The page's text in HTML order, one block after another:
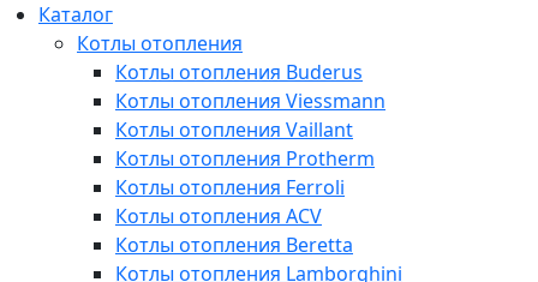
Каталог
Котлы отопления
Котлы отопления Buderus
Котлы отопления Viessmann
Котлы отопления Vaillant
Котлы отопления Protherm
Котлы отопления Ferroli
Котлы отопления ACV
Котлы отопления Beretta
Котлы отопления Lamborghini